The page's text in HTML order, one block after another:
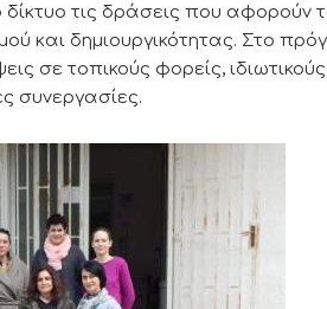
δίκτυο τις δράσεις που
και δημιουργικότητας. Στο
σε τοπικούς φορείς,
συνεργασίες.